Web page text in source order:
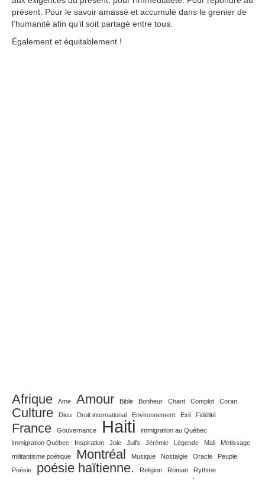
présent. Pour le savoir amassé et accumulé dans le grenier de
l’humanité afin qu’il soit partagé entre tous.
Également et équitablement !
Afrique Ame Amour Bible Bonheur Chant Complot Coran
Culture Dieu Droit international Environnement Exil Fidélité
France Gouvernance Haiti
immigration au Québec
immigration Québec
Inspiration Joie Juifs Jérémie Légende Mali
Metissage
militantisme poétique
Montréal Musique Nostalgie Oracle
Peuple
Poésie
poésie haïtienne. Religion Roman
Rythme